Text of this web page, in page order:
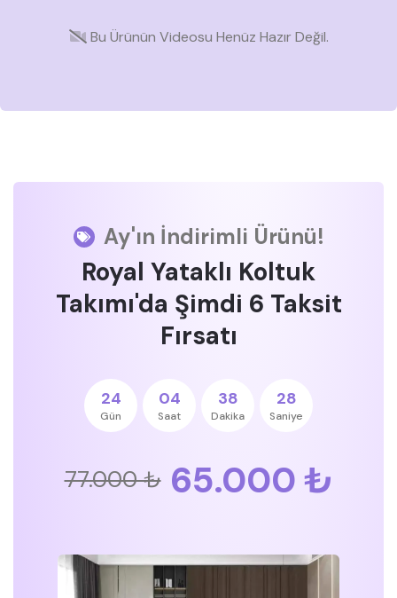
Bu Ürünün Videosu Henüz Hazır Değil.
Ay'ın İndirimli Ürünü!
Royal Yataklı Koltuk
Takımı'da Şimdi 6 Taksit
Fırsatı
24
Gün
04
Saat
38
Dakika
28
Saniye
77.000 ₺ 65.000 ₺